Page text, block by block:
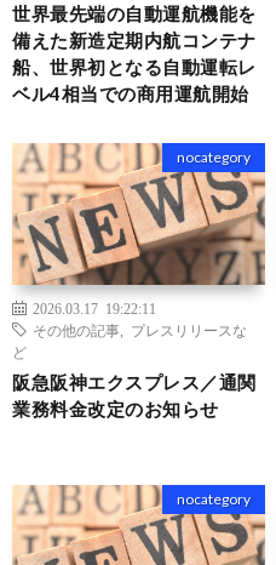
世界最先端の自動運航機能を
備えた新造定期内航コンテナ
船、世界初となる自動運転レ
ベル4相当での商用運航開始
nocategory
2026.03.17 19:22:11
その他の記事
プレスリリースな
ど
阪急阪神エクスプレス／通関
業務料金改定のお知らせ
nocategory